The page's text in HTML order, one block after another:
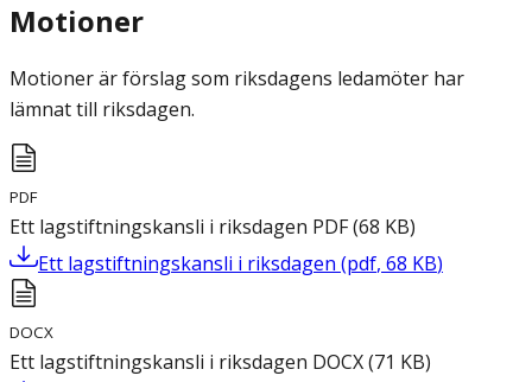
Motioner
Motioner är förslag som riksdagens ledamöter har
lämnat till riksdagen.
PDF
Ett lagstiftningskansli i riksdagen PDF(68 KB)
Ett lagstiftningskansli i riksdagen (pdf, 68 KB)
DOCX
Ett lagstiftningskansli i riksdagen DOCX(71 KB)